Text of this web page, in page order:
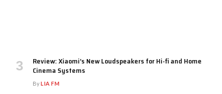
Review: Xiaomi’s New Loudspeakers for Hi-fi and Home
Cinema Systems
ByLIA FM